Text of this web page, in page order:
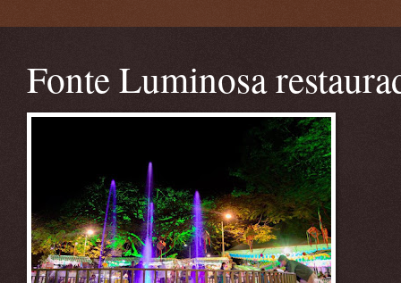
Fonte Luminosa